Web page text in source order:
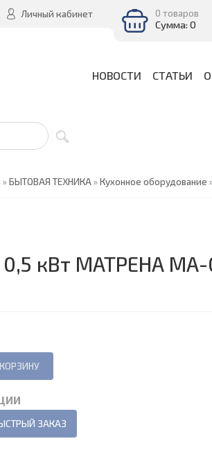
Личный кабинет 0 товаров
Сумма: 0
НОВОСТИ СТАТЬИ
»БЫТОВАЯ ТЕХНИКА»Кухонное оборудование
0,5 кВт МАТРЕНА
ЗАКАЗ